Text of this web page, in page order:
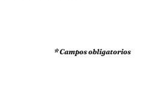
* Campos obligatorios